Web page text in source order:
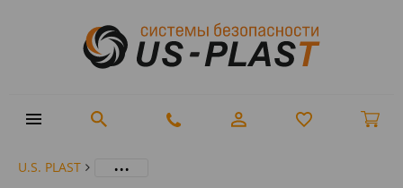
U.S. PLAST ...